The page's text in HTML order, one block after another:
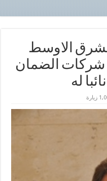
الاوسط
شركات الضمان
له
زيارة